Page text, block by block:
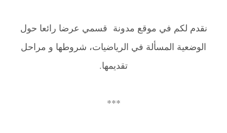
نقدم لكم في موقع مدونة قسمي عرضا رائعا حول
الوضعية المسألة في الرياضيات، شروطها و مراحل
تقديمها.
***